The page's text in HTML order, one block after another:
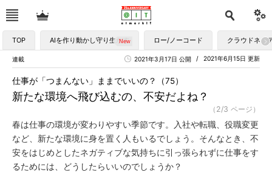
TOP AIを作り動かし守り生かす ロー/ノーコード クラウドネイ
連載 2021年6月15日 更新
2021年3月17日 公開
新たな環境へ飛び込むの、不安だよね？
仕事が「つまんない」ままでいいの？（75）
（2/3 ページ）
春は仕事の環境が変わりやすい季節です。入社や転職、役職変更
など、新たな環境に身を置く人もいるでしょう。そんなとき、不
安をはじめとしたネガティブな気持ちに引っ張られずに仕事をす
るためには、どうしたらいいのでしょうか？